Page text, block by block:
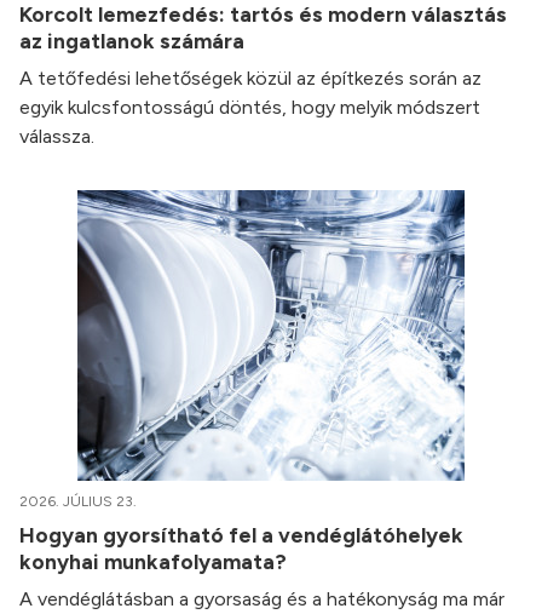
Korcolt lemezfedés: tartós és modern választás
az ingatlanok számára
A tetőfedési lehetőségek közül az építkezés során az
egyik kulcsfontosságú döntés, hogy melyik módszert
válassza.
2026. JÚLIUS 23.
Hogyan gyorsítható fel a vendéglátóhelyek
konyhai munkafolyamata?
A vendéglátásban a gyorsaság és a hatékonyság ma már